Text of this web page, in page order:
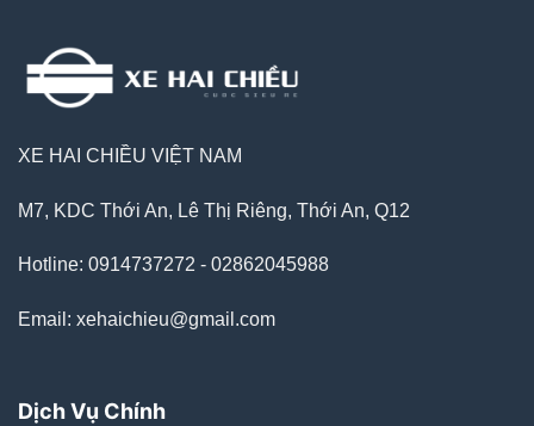
XE HAI CHIỀU VIỆT NAM
M7, KDC Thới An, Lê Thị Riêng, Thới An, Q12
Hotline: 0914737272 - 02862045988
Email: xehaichieu@gmail.com
Dịch Vụ Chính